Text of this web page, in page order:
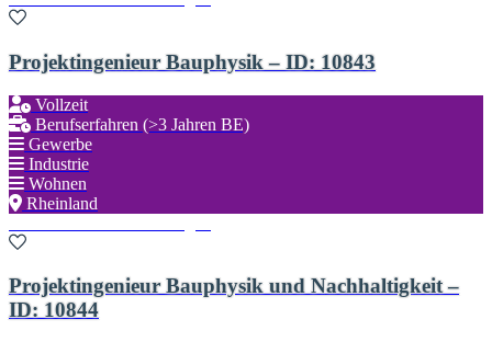
Projektingenieur Bauphysik – ID: 10843
Vollzeit
Berufserfahren (>3 Jahren BE)
Gewerbe
Industrie
Wohnen
Rheinland
Projektingenieur Bauphysik und Nachhaltigkeit –
ID: 10844